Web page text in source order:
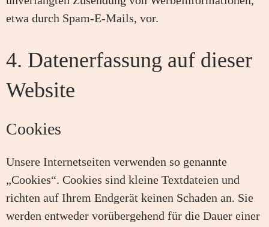
etwa durch Spam-E-Mails, vor.
4. Datenerfassung auf dieser
Website
Cookies
Unsere Internetseiten verwenden so genannte
„Cookies“. Cookies sind kleine Textdateien und
richten auf Ihrem Endgerät keinen Schaden an. Sie
werden entweder vorübergehend für die Dauer einer